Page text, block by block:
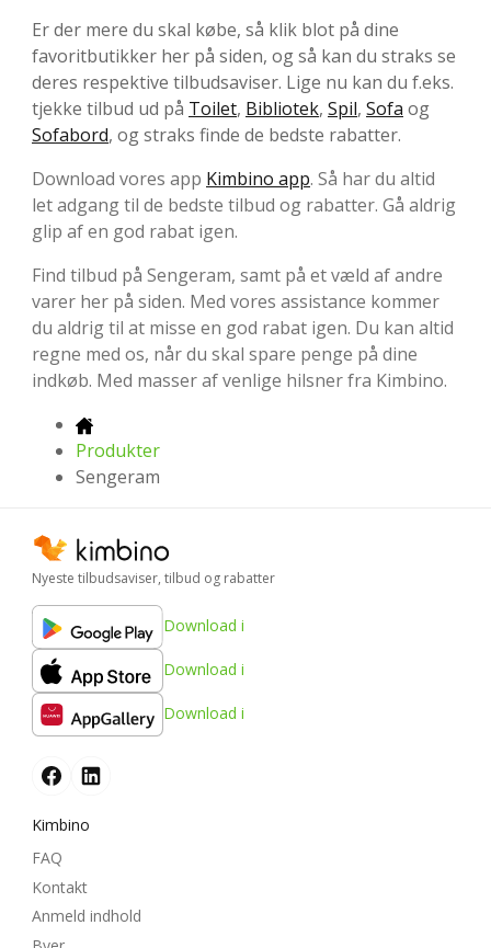
Er der mere du skal købe, så klik blot på dine
favoritbutikker her på siden, og så kan du straks se
deres respektive tilbudsaviser. Lige nu kan du f.eks.
tjekke tilbud ud på Toilet, Bibliotek, Spil, Sofa og
Sofabord, og straks finde de bedste rabatter.
Download vores app Kimbino app. Så har du altid
let adgang til de bedste tilbud og rabatter. Gå aldrig
glip af en god rabat igen.
Find tilbud på Sengeram, samt på et væld af andre
varer her på siden. Med vores assistance kommer
du aldrig til at misse en god rabat igen. Du kan altid
regne med os, når du skal spare penge på dine
indkøb. Med masser af venlige hilsner fra Kimbino.
Produkter
Sengeram
Nyeste tilbudsaviser, tilbud og rabatter
Download i
Download i
Download i
Kimbino
FAQ
Kontakt
Anmeld indhold